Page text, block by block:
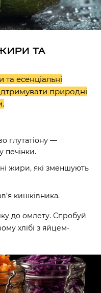
ТА
есенціальні
природні
глутатіону —
печінки.
жири, які зменшують
кишківника.
до омлету. Спробуй
хлібі з яйцем-